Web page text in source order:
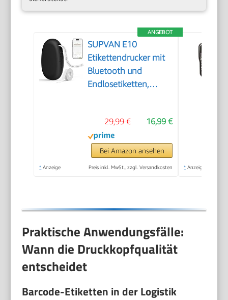
ANGEBOT
SUPVAN E10
Etikettendrucker mit
Bluetooth und
Endlosetiketten,
16,99 €
29,99 €
Bei Amazon ansehen
* Anzeige Preis inkl. MwSt., zzgl. Versandkosten * Anzeige
Praktische Anwendungsfälle:
Wann die Druckkopfqualität
entscheidet
Barcode-Etiketten in der Logistik